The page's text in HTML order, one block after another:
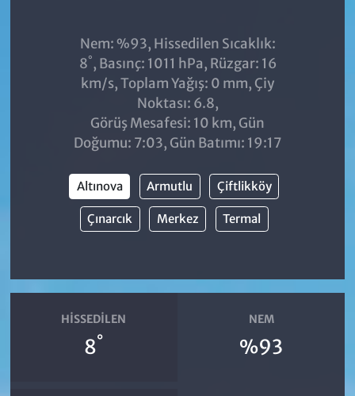
Nem: %93, Hissedilen Sıcaklık:
8°, Basınç: 1011 hPa, Rüzgar: 16
km/s, Toplam Yağış: 0 mm, Çiy
Noktası: 6.8,
Görüş Mesafesi: 10 km, Gün
Doğumu: 7:03, Gün Batımı: 19:17
Altınova Armutlu Çiftlikköy
Çınarcık Merkez Termal
HISSEDILEN
8°
NEM
%93